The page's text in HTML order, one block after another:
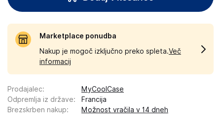
Marketplace ponudba
Nakup je mogoč izključno preko spleta.Več
informacij
Prodajalec:
MyCoolCase
Odpremlja iz države:
Francija
Brezskrben nakup: Možnost vračila v 14 dneh